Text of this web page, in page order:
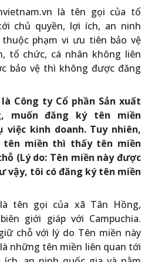
là tên gọi của tổ
chủ quyền, lợi ích, an ninh
phạm vi ưu tiên bảo vệ
tổ chức, cá nhân không liên
bảo vệ thì không được đăng
Công ty Cổ phần Sản xuất
muốn đăng ký tên miền
việc kinh doanh. Tuy nhiên,
miền thì thấy tên miền
(Lý do: Tên miền này được
vậy, tôi có đăng ký tên miền
tên gọi của xã Tân Hồng,
giới giáp với Campuchia.
chỗ với lý do Tên miền này
những tên miền liên quan tới